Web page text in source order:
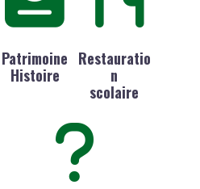
Patrimoine
Histoire
Restauratio
n
scolaire